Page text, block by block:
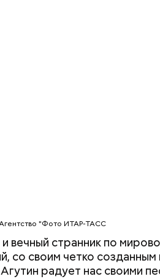
"Фото ИТАР-ТАСС
вечный странник по
со своим четко
радует нас своими